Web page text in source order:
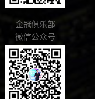
金冠俱乐部
微信公众号